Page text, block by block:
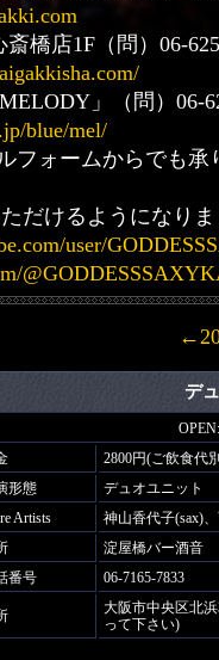
橋店1F（問）06-
」（問）06-
blue/mel/
フォームからでも
だけるようになり
user/
デ
2800円(ご飲食代
形態
デュオユニット
Artists
神山香代子(sax)
淀屋橋バー酒音
番号
06-7165-7833
大阪市中央区北
って下さい)